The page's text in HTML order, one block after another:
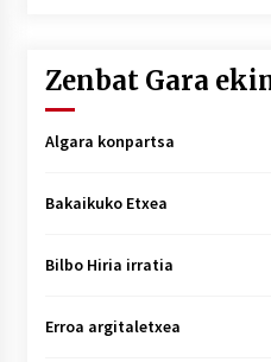
Zenbat Gara
Algara konpartsa
Bakaikuko Etxea
Bilbo Hiria irratia
Erroa argitaletxea